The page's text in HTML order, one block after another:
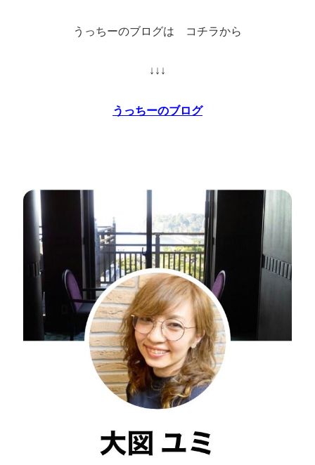
うっちーのブログは コチラから
↓↓↓
うっちーのブログ